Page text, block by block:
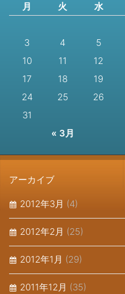
月
火 水
« 3月
3
4 5
10
11 12
17
18 19
24
25 26
31
アーカイブ
2012年3月 (4)
2012年2月 (25)
2012年1月 (29)
2011年12月 (35)